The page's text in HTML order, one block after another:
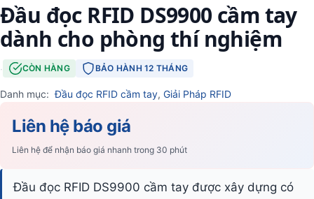
Đầu đọc RFID DS9900 cầm tay
dành cho phòng thí nghiệm
· CÒN HÀNG BẢO HÀNH 12 THÁNG
Danh mục:Đầu đọc RFID cầm tay, Giải Pháp RFID
Liên hệ báo giá
Liên hệ để nhận báo giá nhanh trong 30 phút
Đầu đọc RFID DS9900 cầm tay được xây dựng có